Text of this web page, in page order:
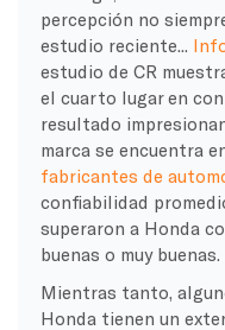
percepción no
estudio reciente...
estudio de CR
el cuarto lugar en
resultado
marca se encuentra
fabricantes de
confiabilidad
superaron a Honda
buenas o muy buenas.
Mientras tanto,
Honda tienen un